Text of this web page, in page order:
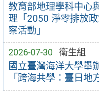
教育部地理學科中心
理「2050 淨零排放
察活動」
2026-07-30 衛生組
國立臺灣海洋大學舉
「跨海共學：臺日地